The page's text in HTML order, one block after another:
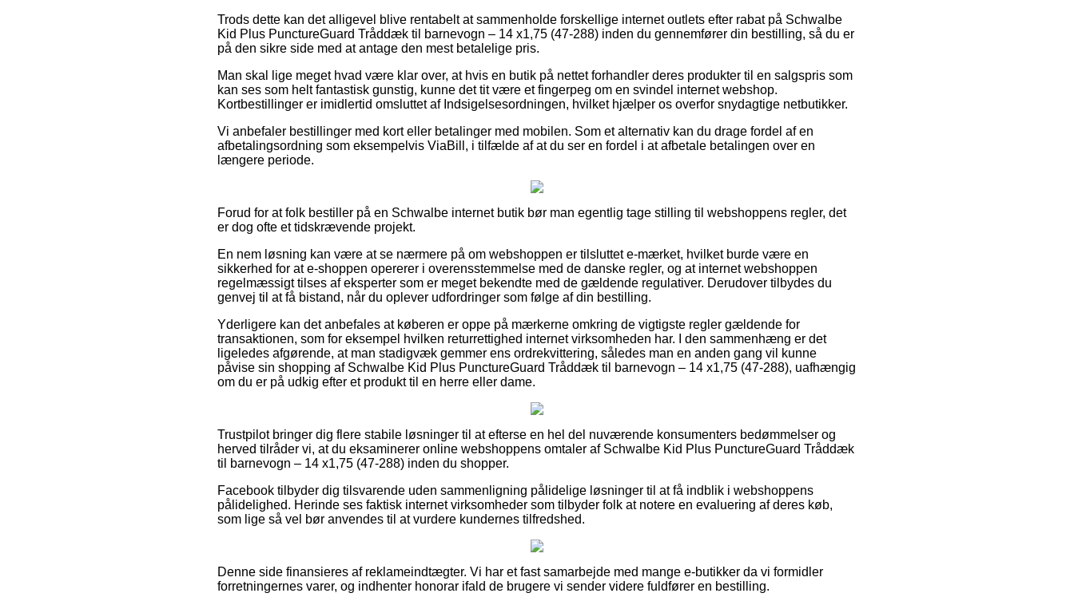
Trods dette kan det alligevel blive rentabelt at sammenholde forskellige internet outlets efter rabat på Schwalbe
Kid Plus PunctureGuard Tråddæk til barnevogn – 14 x1,75 (47-288) inden du gennemfører din bestilling, så du er
på den sikre side med at antage den mest betalelige pris.
Man skal lige meget hvad være klar over, at hvis en butik på nettet forhandler deres produkter til en salgspris som
kan ses som helt fantastisk gunstig, kunne det tit være et fingerpeg om en svindel internet webshop.
Kortbestillinger er imidlertid omsluttet af Indsigelsesordningen, hvilket hjælper os overfor snydagtige netbutikker.
Vi anbefaler bestillinger med kort eller betalinger med mobilen. Som et alternativ kan du drage fordel af en
afbetalingsordning som eksempelvis ViaBill, i tilfælde af at du ser en fordel i at afbetale betalingen over en
længere periode.
Forud for at folk bestiller på en Schwalbe internet butik bør man egentlig tage stilling til webshoppens regler, det
er dog ofte et tidskrævende projekt.
En nem løsning kan være at se nærmere på om webshoppen er tilsluttet e-mærket, hvilket burde være en
sikkerhed for at e-shoppen opererer i overensstemmelse med de danske regler, og at internet webshoppen
regelmæssigt tilses af eksperter som er meget bekendte med de gældende regulativer. Derudover tilbydes du
genvej til at få bistand, når du oplever udfordringer som følge af din bestilling.
Yderligere kan det anbefales at køberen er oppe på mærkerne omkring de vigtigste regler gældende for
transaktionen, som for eksempel hvilken returrettighed internet virksomheden har. I den sammenhæng er det
ligeledes afgørende, at man stadigvæk gemmer ens ordrekvittering, således man en anden gang vil kunne
påvise sin shopping af Schwalbe Kid Plus PunctureGuard Tråddæk til barnevogn – 14 x1,75 (47-288), uafhængig
om du er på udkig efter et produkt til en herre eller dame.
Trustpilot bringer dig flere stabile løsninger til at efterse en hel del nuværende konsumenters bedømmelser og
herved tilråder vi, at du eksaminerer online webshoppens omtaler af Schwalbe Kid Plus PunctureGuard Tråddæk
til barnevogn – 14 x1,75 (47-288) inden du shopper.
Facebook tilbyder dig tilsvarende uden sammenligning pålidelige løsninger til at få indblik i webshoppens
pålidelighed. Herinde ses faktisk internet virksomheder som tilbyder folk at notere en evaluering af deres køb,
som lige så vel bør anvendes til at vurdere kundernes tilfredshed.
Denne side finansieres af reklameindtægter. Vi har et fast samarbejde med mange e-butikker da vi formidler
forretningernes varer, og indhenter honorar ifald de brugere vi sender videre fuldfører en bestilling.